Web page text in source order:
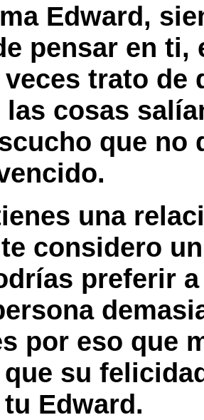
Edward,
pensar en
trato de
las cosas
que no
una
considero
preferir
por eso que
su
Edward.